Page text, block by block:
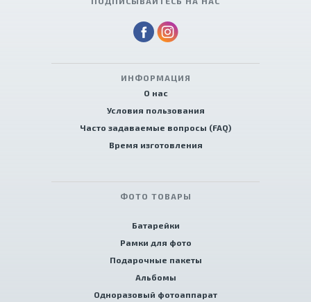
ИНФОРМАЦИЯ
О нас
Условия пользования
Часто задаваемые вопросы (FAQ)
Время изготовления
ФОТО ТОВАРЫ
Батарейки
Рамки для фото
Подарочные пакеты
Альбомы
Одноразовый фотоаппарат